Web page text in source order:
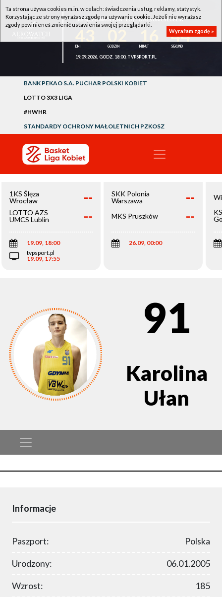
1KS ŚLĘZA WROCŁAW - LOTTO AZS UMCS LUBLIN
43
19.09.2026, GODZ. 18:00, TVPSPORT.PL
BANK PEKAO S.A. PUCHAR POLSKI KOBIET
LOTTO 3X3 LIGA
#HWHR
STANDARDY OCHRONY MAŁOLETNICH PZKOSZ
1KS Ślęza
Wrocław
--
LOTTO AZS
UMCS Lublin
--
19.09, 18:00
tvpsport.pl
19.09, 17:55
SKK Polonia
Warszawa
--
MKS Pruszków --
26.09, 00:00
91
Karolina
Ułan
Informacje
Paszport: Polska
Urodzony: 06.01.2005
Wzrost: 185
Ta strona używa cookies m.in. w celach: świadczenia usług, reklamy, statystyk.
Korzystając ze strony wyrażasz zgodę na używanie cookie. Jeżeli nie wyrażasz
zgody powinieneś zmienić ustawienia swojej przeglądarki.
Wyrażam zgodę »